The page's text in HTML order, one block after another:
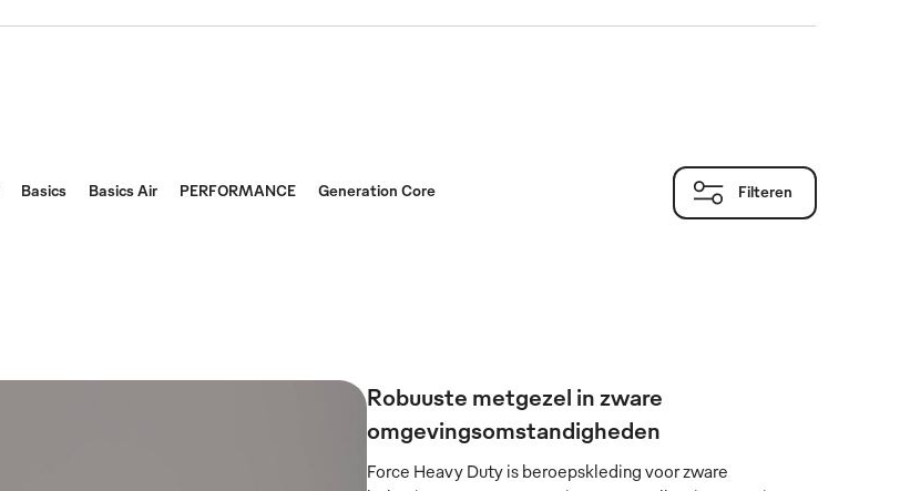
Basics Basics Air PERFORMANCE Generation Core Filteren
Robuuste metgezel in zware
omgevingsomstandigheden
Force Heavy Duty is beroepskleding voor zware